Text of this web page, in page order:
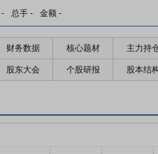
- 总手 - 金额 -
财务数据 核心题材 主力持
股东大会 个股研报 股本结